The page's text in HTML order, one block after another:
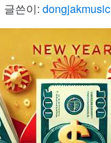
글쓴이: dongjakmusic